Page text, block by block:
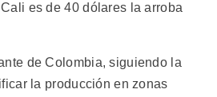
es de 40 dólares la arroba
de Colombia, siguiendo la
la producción en zonas